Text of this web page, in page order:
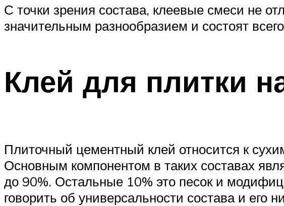
С точки зрения состава, клеевые смеси не
значительным разнообразием и состоят
Клей для плитки
Плиточный цементный клей относится к
Основным компонентом в таких составах
до 90%. Остальные 10% это песок и
говорить об универсальности состава и его